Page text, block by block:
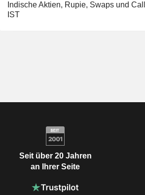
Indische Aktien, Rupie, Swaps und
IST
Seit über 20 Jahren
an Ihrer Seite